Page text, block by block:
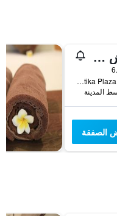
باكونج بيتش ريزورت
Jalan Kartika Plaza, Gang Samudra, كوتا, إندونيسيا
الصفقة